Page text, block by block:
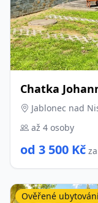
Chatka
Jablonec nad
až 4 osoby
od 3 500 Kč
Ověřené